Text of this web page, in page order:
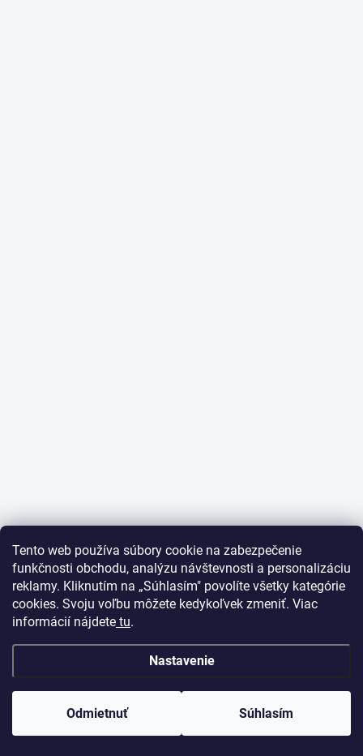
Tento web používa súbory cookie na zabezpečenie
funkčnosti obchodu, analýzu návštevnosti a personalizáciu
reklamy. Kliknutím na „Súhlasím" povolíte všetky kategórie
cookies. Svoju voľbu môžete kedykoľvek zmeniť. Viac
informácií nájdete tu.
Nastavenie
Odmietnuť Súhlasím